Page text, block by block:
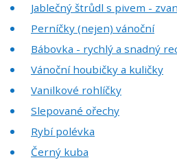
Jablečný štrůdl s pivem -
Perníčky (nejen) vánoční
Bábovka - rychlý a snadný
Vánoční houbičky a kuličky
Vanilkové rohlíčky
Slepované ořechy
Rybí polévka
Černý kuba